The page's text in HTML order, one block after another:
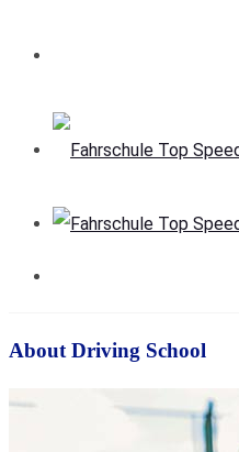
About Driving School